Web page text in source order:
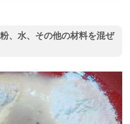
、水、その他の材料を混ぜ